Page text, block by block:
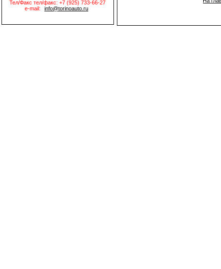
Тел/Факс тел/факс: +7 (925) 733-66-27
e-mail:
info@torinoauto.ru